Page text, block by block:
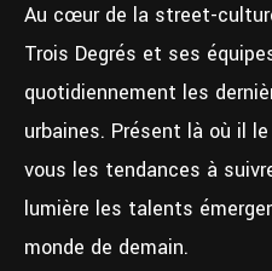
Au cœur de la street-
Trois Degrés et ses
quotidiennement les
urbaines. Présent là où il
vous les tendances à
lumière les talents
monde de demain.